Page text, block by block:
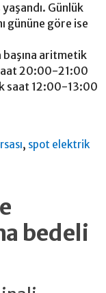
Günlük
gününe göre ise
aritmetik
20:00-21:00
saat 12:00-13:00
, spot elektrik
bedeli